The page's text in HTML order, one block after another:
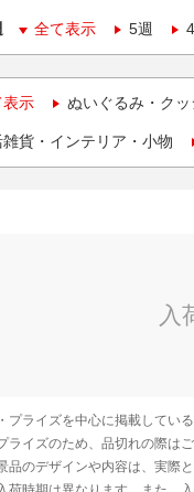
全て表示 5週
表示 ぬいぐるみ・クッ
貨・インテリア・小物